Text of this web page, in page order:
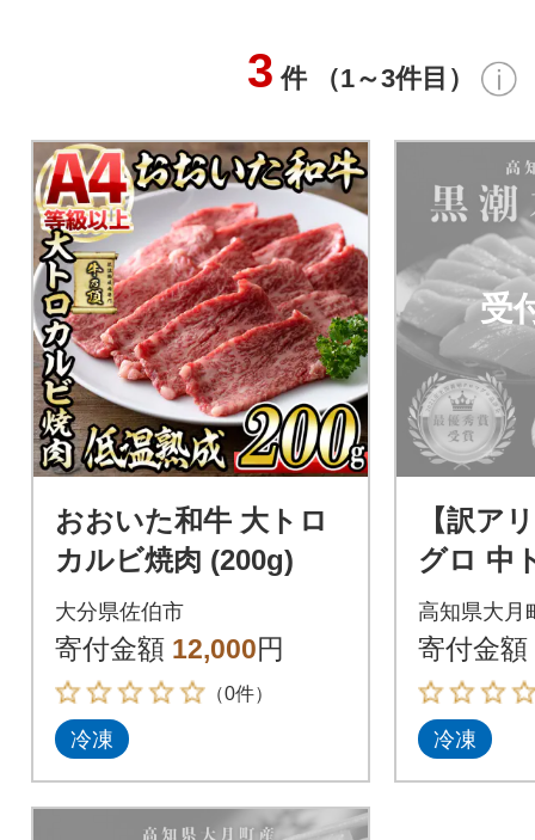
3 件 （1～3件目）
おおいた和牛 大トロ
カルビ焼肉 (200g)
大分県佐伯市
寄付金額 12,000円
（0件）
冷凍
受
【訳ア
グロ 中
本まぐ
貫 刺身
訳あり
高知県大月
寄付金額
冷凍